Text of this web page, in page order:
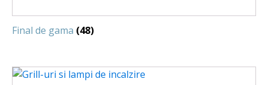
Final de gama (48)